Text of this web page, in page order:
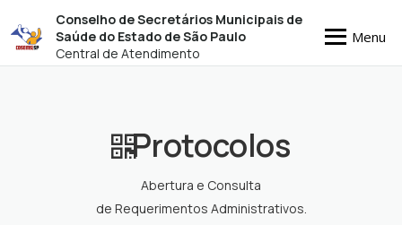
Conselho de Secretários Municipais de
Saúde do Estado de São Paulo
Central de Atendimento
Menu
Protocolos
Abertura e Consulta
de Requerimentos Administrativos.